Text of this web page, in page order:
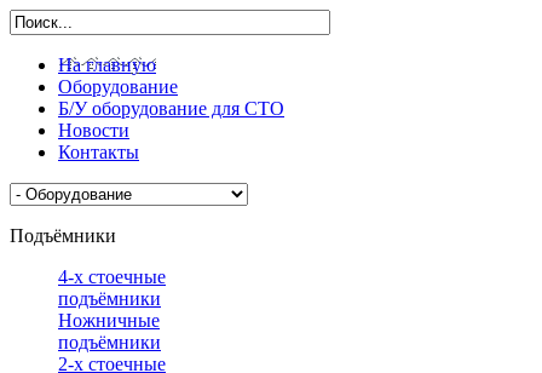
На главную
Оборудование
Б/У оборудование для СТО
Новости
Контакты
Подъёмники
4-х стоечные
подъёмники
Ножничные
подъёмники
2-х стоечные